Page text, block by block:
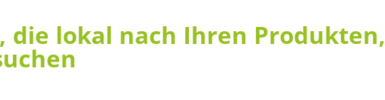
die lokal nach Ihren Produkten,